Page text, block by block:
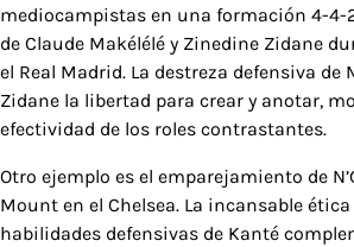
mediocampistas en una formación 4-4-
de Claude Makélélé y Zinedine Zidane
el Real Madrid. La destreza defensiva de
Zidane la libertad para crear y anotar,
efectividad de los roles contrastantes.
Otro ejemplo es el emparejamiento de
Mount en el Chelsea. La incansable
habilidades defensivas de Kanté